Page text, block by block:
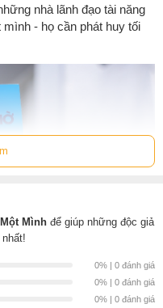
nhà lãnh đạo tài năng
- họ cần phát huy tối
Mình để giúp những độc giả
0% | 0 đánh giá
0% | 0 đánh giá
0% | 0 đánh giá